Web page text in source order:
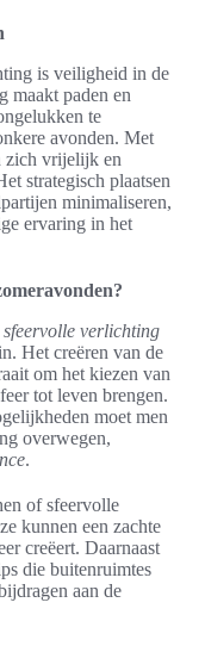
is veiligheid in de
maakt paden en
te
avonden. Met
zich vrijelijk en
strategisch plaatsen
minimaliseren,
ervaring in het
sfeervolle verlichting
Het creëren van de
om het kiezen van
tot leven brengen.
moet men
overwegen,
.
of sfeervolle
kunnen een zachte
creëert. Daarnaast
die buitenruimtes
aan de